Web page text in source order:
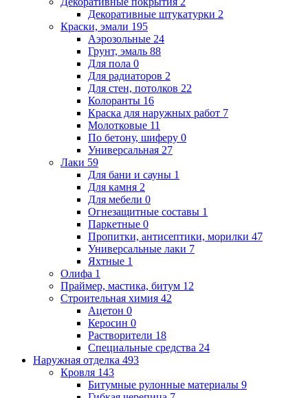
Декоративные штукатурки 2
Краски, эмали 195
Аэрозольные 24
Грунт, эмаль 88
Для пола 0
Для радиаторов 2
Для стен, потолков 22
Колоранты 16
Краска для наружных работ 7
Молотковые 11
По бетону, шиферу 0
Универсальная 27
Лаки 59
Для бани и сауны 1
Для камня 2
Для мебели 0
Огнезащитные составы 1
Паркетные 0
Пропитки, антисептики, морилки 47
Универсальные лаки 7
Яхтные 1
Олифа 1
Праймер, мастика, битум 12
Строительная химия 42
Ацетон 0
Керосин 0
Растворители 18
Специальные средства 24
Наружная отделка 493
Кровля 143
Битумные рулонные материалы 9